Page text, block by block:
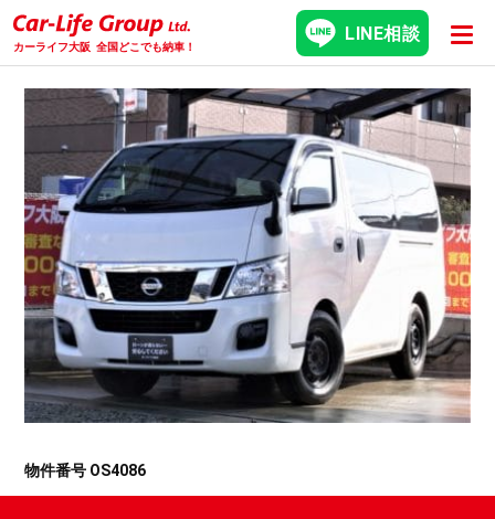
カーライフ大阪 全国どこでも納車！
LINE相談
物件番号 OS4086